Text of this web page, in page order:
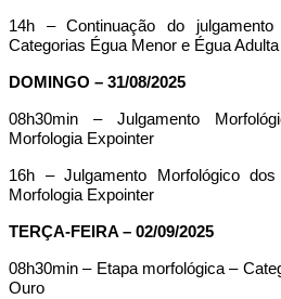
14h – Continuação do
Categorias Égua Menor e Égua Adulta
DOMINGO – 31/08/2025
08h30min – Julgamento
Morfologia Expointer
16h – Julgamento Morfológico
Morfologia Expointer
TERÇA-FEIRA – 02/09/2025
08h30min – Etapa morfológica –
Ouro